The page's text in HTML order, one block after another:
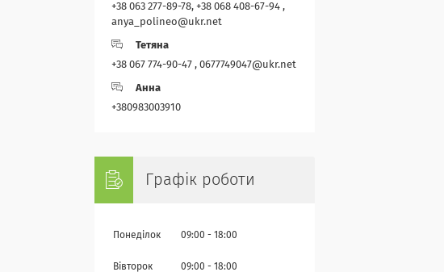
+38 063 277-89-78, +38 068 408-67-94 ,
anya_polineo@ukr.net
Тетяна
+38 067 774-90-47 , 0677749047@ukr.net
Анна
+380983003910
Графік роботи
Понеділок 09:00 18:00
Вівторок 09:00 18:00